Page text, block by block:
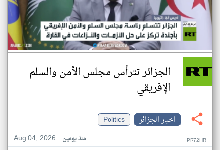
الجزائر تترأس مجلس الأمن والسلم
الإفريقي
اخبار الجزائر
Politics
Aug 04, 2026
منذ يومين PR72HR